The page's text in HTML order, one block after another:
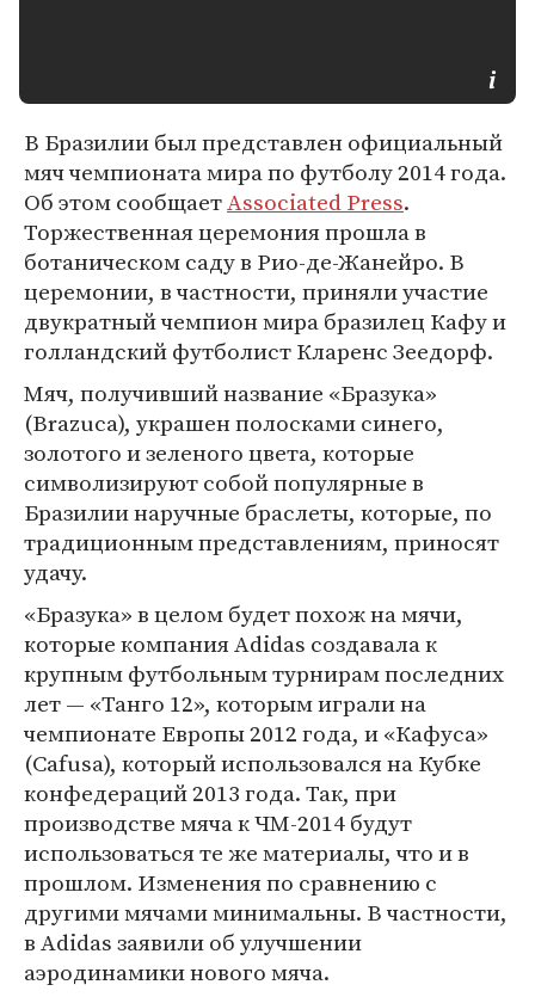
В Бразилии был представлен официальный
мяч чемпионата мира по футболу 2014 года.
Об этом сообщаетAssociated Press.
Торжественная церемония прошла в
ботаническом саду в Рио-де-Жанейро. В
церемонии, в частности, приняли участие
двукратный чемпион мира бразилец Кафу и
голландский футболист Кларенс Зеедорф.
Мяч, получивший название «Бразука»
(Brazuca), украшен полосками синего,
золотого и зеленого цвета, которые
символизируют собой популярные в
Бразилии наручные браслеты, которые, по
традиционным представлениям, приносят
удачу.
«Бразука» в целом будет похож на мячи,
которые компания Adidas создавала к
крупным футбольным турнирам последних
лет — «Танго 12», которым играли на
чемпионате Европы 2012 года, и «Кафуса»
(Cafusa), который использовался на Кубке
конфедераций 2013 года. Так, при
производстве мяча к ЧМ-2014 будут
использоваться те же материалы, что и в
прошлом. Изменения по сравнению с
другими мячами минимальны. В частности,
в Adidas заявили об улучшении
аэродинамики нового мяча.